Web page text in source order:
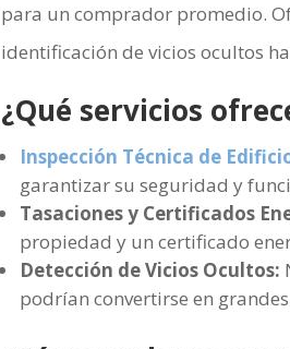
para un comprador promedio.
identificación de vicios ocultos
¿Qué servicios
Inspección Técnica de
garantizar su seguridad y
Tasaciones y Certificados
propiedad y un certificado
Detección de Vicios Ocultos:
podrían convertirse en